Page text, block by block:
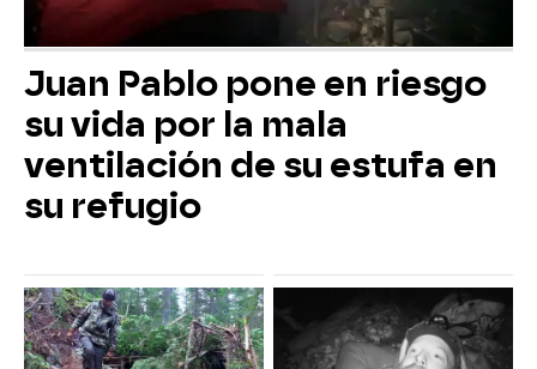
Juan Pablo pone en riesgo
su vida por la mala
ventilación de su estufa en
su refugio